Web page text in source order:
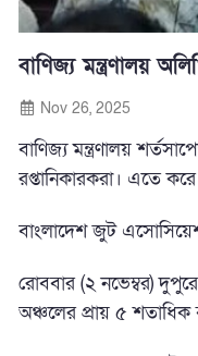
বাণিজ্য মন্ত্রণালয়
Nov 26, 2025
বাণিজ্য মন্ত্রণালয়
রপ্তানিকারকরা। এতে
বাংলাদেশ জুট
রোববার (২ নভেম্বর)
অঞ্চলের প্রায় ৫ শতাধিক